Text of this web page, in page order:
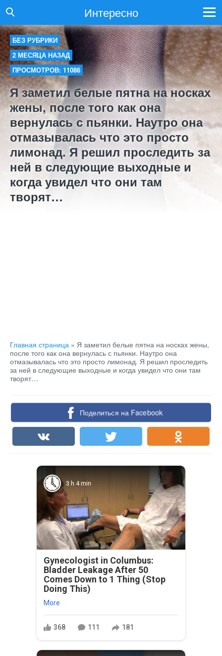
Интересно
БЕЗ РУБРИКИ
2 МЕСЯЦА НАЗАД
ПРОСМОТРОВ: 11086
Я заметил белые пятна на носках
жены, после того как она
вернулась с пьянки. Наутро она
отмазывалась что это просто
лимонад. Я решил проследить за
ней в следующие выходные и
когда увидел что они там
творят…
Главная страница » Я заметил белые пятна на носках жены,
после того как она вернулась с пьянки. Наутро она
отмазывалась что это просто лимонад. Я решил проследить
за ней в следующие выходные и когда увидел что они там
творят…
Поделиться на Facebook
3 h 4 min
Gynecologist in Columbus:
Bladder Leakage After 50
Comes Down to 1 Thing (Stop
Doing This)
More
368 111 181